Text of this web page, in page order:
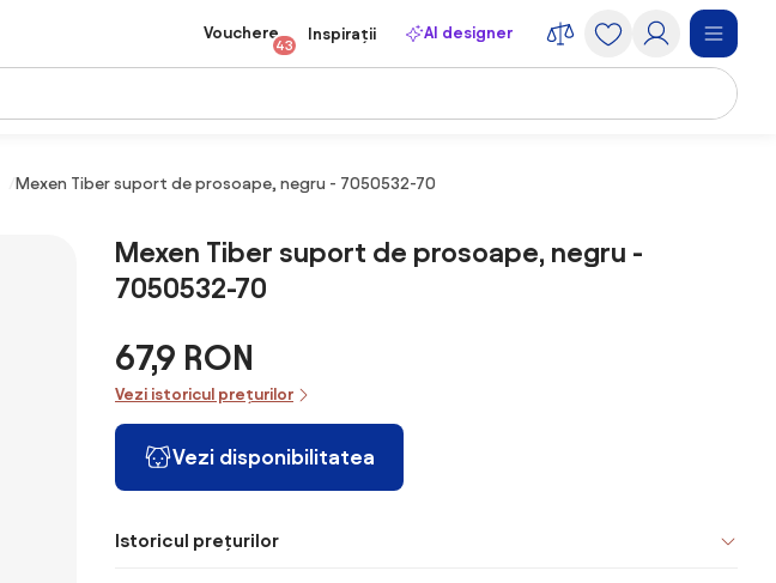
Vouchere
43
Inspirații AI designer
Mexen Tiber suport de prosoape, negru - 7050532-70
Mexen Tiber suport de prosoape, negru -
7050532-70
67,9 RON
Vezi istoricul prețurilor
Vezi disponibilitatea
Istoricul prețurilor